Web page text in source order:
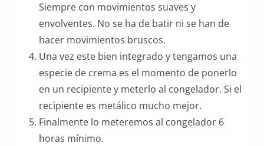
Siempre con movimientos suaves y
envolventes. No se ha de batir ni se han de
hacer movimientos bruscos.
Una vez este bien integrado y tengamos una
especie de crema es el momento de ponerlo
en un recipiente y meterlo al congelador. Si el
recipiente es metálico mucho mejor.
Finalmente lo meteremos al congelador 6
horas mínimo.